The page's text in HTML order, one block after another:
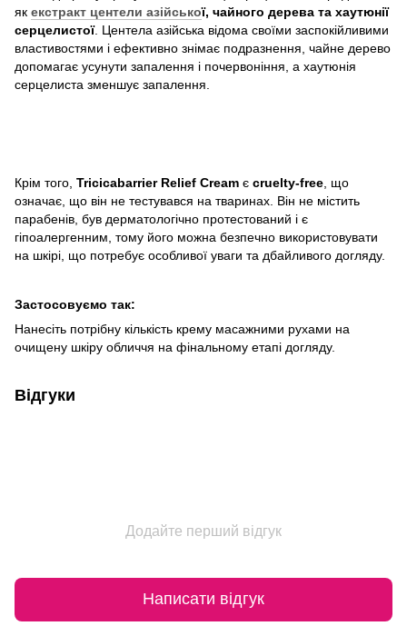
як екстракт центели азійської, чайного дерева та хаутюнії
серцелистої. Центела азійська відома своїми заспокійливими
властивостями і ефективно знімає подразнення, чайне дерево
допомагає усунути запалення і почервоніння, а хаутюнія
серцелиста зменшує запалення.
Крім того, Tricicabarrier Relief Cream є cruelty-free , що
означає, що він не тестувався на тваринах. Він не містить
парабенів, був дерматологічно протестований і є
гіпоалергенним, тому його можна безпечно використовувати
на шкірі, що потребує особливої уваги та дбайливого догляду.
Застосовуємо так:
Нанесіть потрібну кількість крему масажними рухами на
очищену шкіру обличчя на фінальному етапі догляду.
Відгуки
Додайте перший відгук
Написати відгук